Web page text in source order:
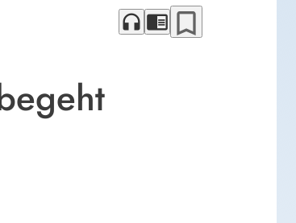
headphones chrome_reader_mode bookmark_border